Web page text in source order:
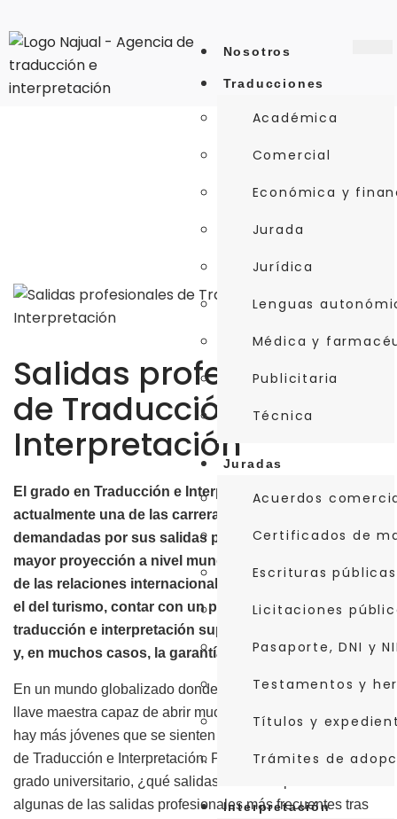
Nosotros
Traducciones
Académica
Comercial
Económica y
Jurada
Jurídica
Lenguas
Médica y
Publicitaria
Técnica
Juradas
Acuerdos
Certificados de
Escrituras
Licitaciones
Pasaporte, DNI y
Testamentos y
Títulos y
Trámites de
Interpretación
Salidas profesionales
de Traducción e
Interpretación
El grado en Traducción e Interpretación es
actualmente una de las carreras universitarias más
demandadas por sus salidas profesionales y con
mayor proyección a nivel mundial. Ya sea en el ámbito
de las relaciones internacionales, en el académico o en
el del turismo, contar con un profesional de la
traducción e interpretación supone un sello de calidad
y, en muchos casos, la garantía del éxito.
En un mundo globalizado donde saber idiomas es una
llave maestra capaz de abrir muchas puertas, cada vez
hay más jóvenes que se sienten atraídos por los estudios
de Traducción e Interpretación. Pero, una vez finalizado el
grado universitario, ¿qué salidas tiene? Repasamos
algunas de las salidas profesionales más frecuentes tras